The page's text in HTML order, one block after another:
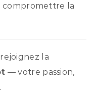
compromettre la
la
— votre passion,